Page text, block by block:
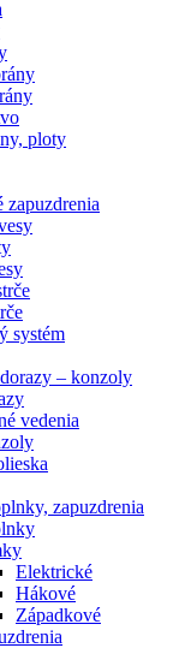
ploty
zapuzdrenia
systém
– konzoly
vedenia
zapuzdrenia
Elektrické
Hákové
Západkové